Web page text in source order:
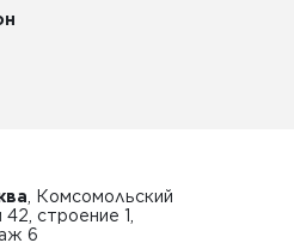
, Комсомольский
строение 1,
6